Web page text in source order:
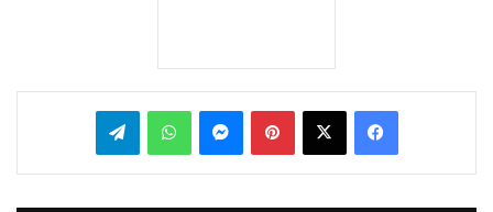
بينتيريست واتساب